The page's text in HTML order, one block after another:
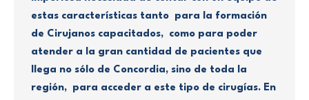
estas características tanto para la formación
de Cirujanos capacitados, como para poder
atender a la gran cantidad de pacientes que
llega no sólo de Concordia, sino de toda la
región, para acceder a este tipo de cirugías. En